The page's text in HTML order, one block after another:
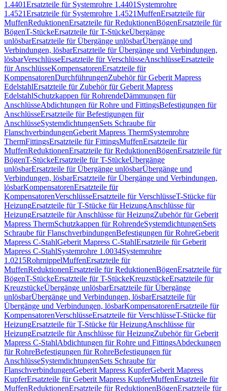
1.4401Ersatzteile für Systemrohre 1.4401 Systemrohre
1.4521Ersatzteile für Systemrohre 1.4521MuffenErsatzteile für
MuffenReduktionenErsatzteile für ReduktionenBögenErsatzteile für
BögenT-StückeErsatzteile für T-StückeÜbergänge
unlösbarErsatzteile für Übergänge unlösbarÜbergänge und
Verbindungen, lösbarErsatzteile für Übergänge und Verbindungen,
lösbarVerschlüsseErsatzteile für VerschlüsseAnschlüsseErsatzteile
für AnschlüsseKompensatorenErsatzteile für
KompensatorenDurchführungenZubehör für Geberit Mapress
EdelstahlErsatzteile für Zubehör für Geberit Mapress
EdelstahlSchutzkappen für RohrendeDämmungen für
AnschlüsseAbdichtungen für Rohre und FittingsBefestigungen für
AnschlüsseErsatzteile für Befestigungen für
AnschlüsseSystemdichtungenSets Schraube für
FlanschverbindungenGeberit Mapress ThermSystemrohre
ThermFittingsErsatzteile für FittingsMuffenErsatzteile für
MuffenReduktionenErsatzteile für ReduktionenBögenErsatzteile für
BögenT-StückeErsatzteile für T-StückeÜbergänge
unlösbarErsatzteile für Übergänge unlösbarÜbergänge und
Verbindungen, lösbarErsatzteile für Übergänge und Verbindungen,
lösbarKompensatorenErsatzteile für
KompensatorenVerschlüsseErsatzteile für VerschlüsseT-Stücke für
HeizungErsatzteile für T-Stücke für HeizungAnschlüsse für
HeizungErsatzteile für Anschlüsse für HeizungZubehör für Geberit
Mapress ThermSchutzkappen für RohrendeSystemdichtungenSets
Schraube für FlanschverbindungenBefestigungen für RohreGeberit
Mapress C-StahlGeberit Mapress C-StahlErsatzteile für Geberit
Mapress C-StahlSystemrohre 1.0034Systemrohre
1.0215RohrnippelMuffenErsatzteile für
MuffenReduktionenErsatzteile für ReduktionenBögenErsatzteile für
BögenT-StückeErsatzteile für T-StückeKreuzstückeErsatzteile für
KreuzstückeÜbergänge unlösbarErsatzteile für Übergänge
unlösbarÜbergänge und Verbindungen, lösbarErsatzteile für
Übergänge und Verbindungen, lösbarKompensatorenErsatzteile für
KompensatorenVerschlüsseErsatzteile für VerschlüsseT-Stücke für
HeizungErsatzteile für T-Stücke für HeizungAnschlüsse für
HeizungErsatzteile für Anschlüsse für HeizungZubehör für Geberit
Mapress C-StahlAbdichtungen für Rohre und FittingsAbdeckungen
für RohreBefestigungen für RohreBefestigungen für
AnschlüsseSystemdichtungenSets Schraube für
FlanschverbindungenGeberit Mapress KupferGeberit Mapress
KupferErsatzteile für Geberit Mapress KupferMuffenErsatzteile für
MuffenReduktionenErsatzteile für ReduktionenBögenErsatzteile für